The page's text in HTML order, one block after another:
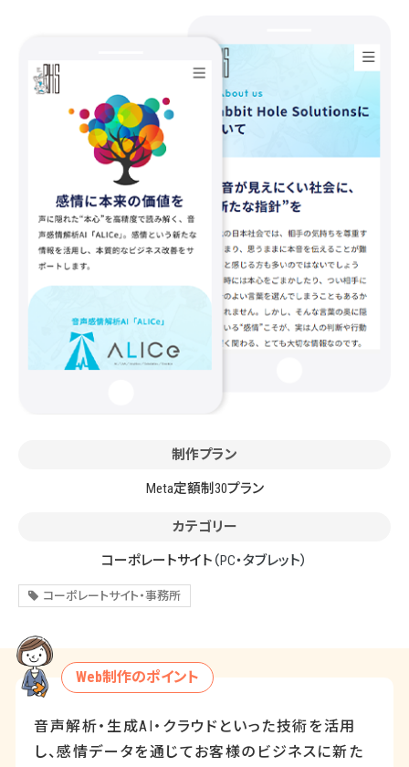
制作プラン
Meta定額制30プラン
カテゴリー
コーポレートサイト （PC・タブレット）
コーポレートサイト・事務所
Web制作のポイント
音声解析・生成AI ・クラウドといった技術を活用
し、感情データを通じてお客様のビジネスに新た